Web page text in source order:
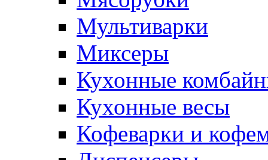
Мультиварки
Миксеры
Кухонные
Кухонные весы
Кофеварки и